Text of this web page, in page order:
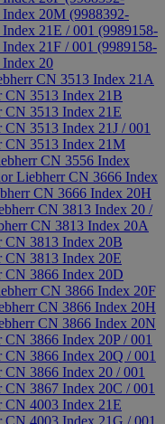
20M (9988392-
21E / 001 (9989158-
21F / 001 (9989158-
20
CN 3513 Index 21A
3513 Index 21B
3513 Index 21E
3513 Index 21J / 001
CN 3513 Index 21M
CN 3556 Index
Liebherr CN 3666 Index
CN 3666 Index 20H
CN 3813 Index 20 /
CN 3813 Index 20A
3813 Index 20B
3813 Index 20E
3866 Index 20D
CN 3866 Index 20F
CN 3866 Index 20H
CN 3866 Index 20N
3866 Index 20P / 001
3866 Index 20Q / 001
3866 Index 20 / 001
3867 Index 20C / 001
4003 Index 21E